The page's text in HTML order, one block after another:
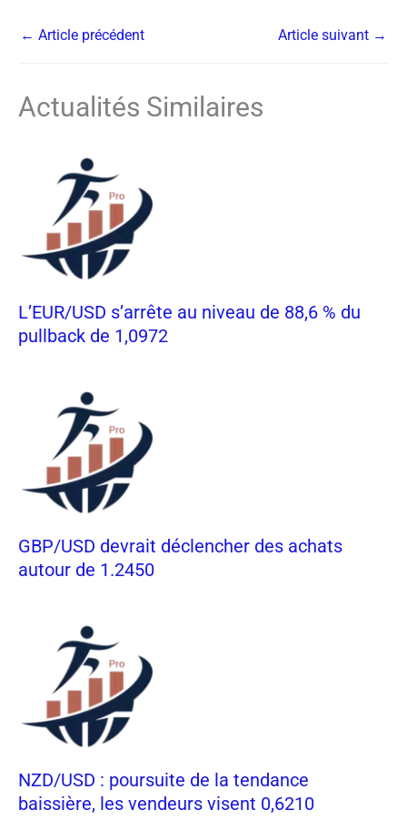
← Article précédent Article suivant →
Actualités Similaires
L’EUR/USD s’arrête au niveau de 88,6 % du
pullback de 1,0972
GBP/USD devrait déclencher des achats
autour de 1.2450
NZD/USD : poursuite de la tendance
baissière, les vendeurs visent 0,6210